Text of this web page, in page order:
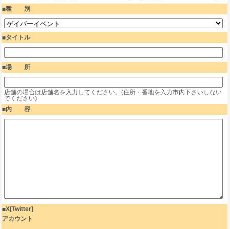
種 別
タイトル
場 所
店舗の場合は店舗名を入力してください。(住所・番地を入力市内下さいしない
でください)
内 容
X[Twitter]
アカウント